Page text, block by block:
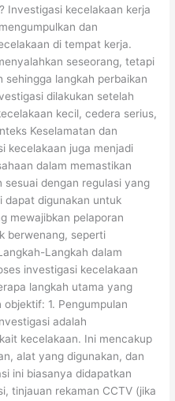
Investigasi kecelakaan kerja
dan
di tempat kerja.
seseorang, tetapi
sehingga langkah perbaikan
dilakukan setelah
kecil, cedera serius,
Keselamatan dan
kecelakaan juga menjadi
dalam memastikan
sesuai dengan regulasi yang
dapat digunakan untuk
mewajibkan pelaporan
berwenang, seperti
Langkah dalam
investigasi kecelakaan
langkah utama yang
1. Pengumpulan
adalah
kecelakaan. Ini mencakup
alat yang digunakan, dan
ini biasanya didapatkan
tinjauan rekaman CCTV (jika